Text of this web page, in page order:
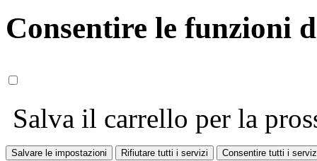
Consentire le funzioni
Salva il carrello per la
Salvare le impostazioni Rifiutare tutti i servizi Consentire tutti i